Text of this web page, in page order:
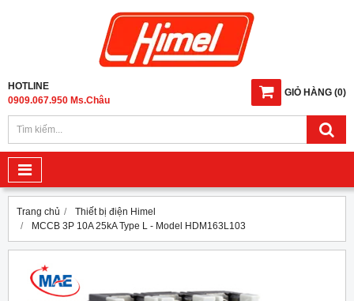
GIỎ HÀNG (0)
HOTLINE
0909.067.950 Ms.Châu
Trang chủ
Thiết bị điện Himel
MCCB 3P 10A 25kA Type L - Model HDM163L103